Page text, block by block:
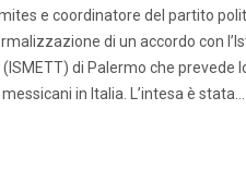
e coordinatore del partito
di un accordo con
di Palermo che prevede
in Italia. L’intesa è stata…